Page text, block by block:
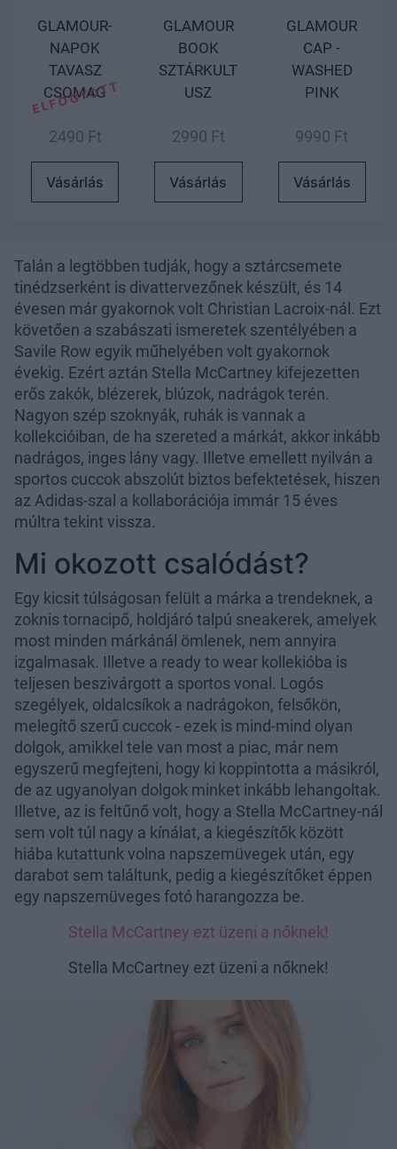
GLAMOUR-
NAPOK
TAVASZ
CSOMAG
2490 Ft
Vásárlás
GLAMOUR
BOOK
SZTÁRKULT
USZ
2990 Ft
Vásárlás
GLAMOUR
CAP -
WASHED
PINK
9990 Ft
Vásárlás
Talán a legtöbben tudják, hogy a sztárcsemete
tinédzserként is divattervezőnek készült, és 14
évesen már gyakornok volt Christian Lacroix-nál. Ezt
követően a szabászati ismeretek szentélyében a
Savile Row egyik műhelyében volt gyakornok
évekig. Ezért aztán Stella McCartney kifejezetten
erős zakók, blézerek, blúzok, nadrágok terén.
Nagyon szép szoknyák, ruhák is vannak a
kollekcióiban, de ha szereted a márkát, akkor inkább
nadrágos, inges lány vagy. Illetve emellett nyilván a
sportos cuccok abszolút biztos befektetések, hiszen
az Adidas-szal a kollaborációja immár 15 éves
múltra tekint vissza.
Mi okozott csalódást?
Egy kicsit túlságosan felült a márka a trendeknek, a
zoknis tornacipő, holdjáró talpú sneakerek, amelyek
most minden márkánál ömlenek, nem annyira
izgalmasak. Illetve a ready to wear kollekióba is
teljesen beszivárgott a sportos vonal. Logós
szegélyek, oldalcsíkok a nadrágokon, felsőkön,
melegítő szerű cuccok - ezek is mind-mind olyan
dolgok, amikkel tele van most a piac, már nem
egyszerű megfejteni, hogy ki koppintotta a másikról,
de az ugyanolyan dolgok minket inkább lehangoltak.
Illetve, az is feltűnő volt, hogy a Stella McCartney-nál
sem volt túl nagy a kínálat, a kiegészítők között
hiába kutattunk volna napszemüvegek után, egy
darabot sem találtunk, pedig a kiegészítőket éppen
egy napszemüveges fotó harangozza be.
Stella McCartney ezt üzeni a nőknek!
Stella McCartney ezt üzeni a nőknek!